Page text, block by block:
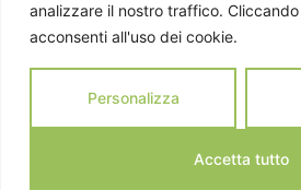
analizzare il nostro traffico.
acconsenti all'uso dei cookie.
Personalizza
Accetta tutto